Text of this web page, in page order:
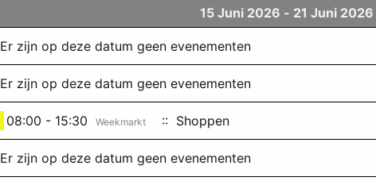
15 Juni 2026 - 21 Juni 2026
Er zijn op deze datum geen evenementen
Er zijn op deze datum geen evenementen
08:00 - 15:30 Weekmarkt :: Shoppen
Er zijn op deze datum geen evenementen